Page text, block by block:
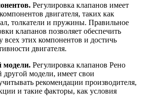
Регулировка клапанов имеет
двигателя, таких как
толкатели и пружины. Правильное
клапанов позволяет обеспечить
всех этих компонентов и достичь
двигателя.
модели. Регулировка клапанов Рено
модели, имеет свои
рекомендации производителя,
и такие факторы, как условия